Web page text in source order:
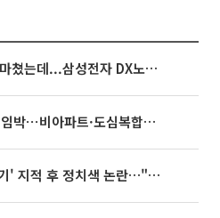
3445억 자사주 지급 마쳤는데...삼성전자 DX노조, 뒤늦은 '떼쓰기 집회'
영끌 '주택공급' 대책 임박⋯비아파트·도심복합까지 총동원
김희철, '뒤집힌 태극기' 지적 후 정치색 논란…"좌우 떠나 우리나라 국기"